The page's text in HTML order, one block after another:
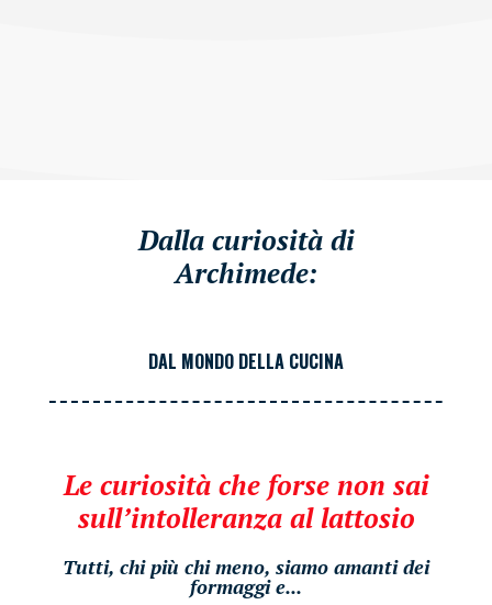
Dalla curiosità di
Archimede:
DAL MONDO DELLA CUCINA
Le curiosità che forse non sai
sull’intolleranza al lattosio
Tutti, chi più chi meno, siamo amanti dei
formaggi e...